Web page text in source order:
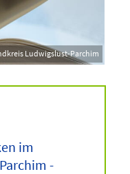
Ludwigslust-Parchim
im
-